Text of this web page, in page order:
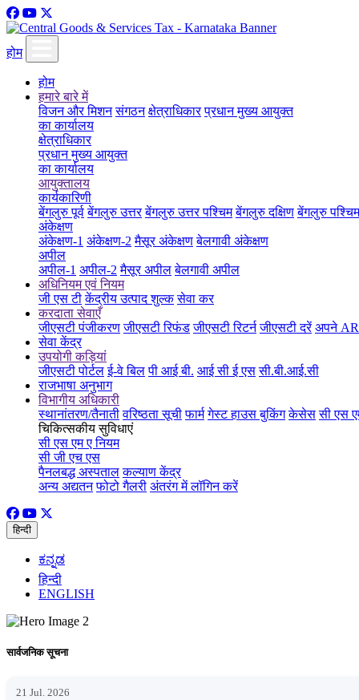
होम
होम
हमारे बारे में
विजन और मिशन संगठन क्षेत्राधिकार प्रधान मुख्य आयुक्त
का कार्यालय
क्षेत्राधिकार
प्रधान मुख्य आयुक्त
का कार्यालय
आयुक्तालय
कार्यकारिणी
बेंगलुरु पूर्व बेंगलुरु उत्तर बेंगलुरु उत्तर पश्चिम बेंगलुरु दक्षिण बेंगलुरु पश्चिम
अंकेक्षण
अंकेक्षण-1 अंकेक्षण-2 मैसूर अंकेक्षण बेलगावी अंकेक्षण
अपील
अपील-1 अपील-2 मैसूर अपील बेलगावी अपील
अधिनियम एवं नियम
जी एस टी केंद्रीय उत्पाद शुल्क सेवा कर
करदाता सेवाएँ
जीएसटी पंजीकरण जीएसटी रिफंड जीएसटी रिटर्न जीएसटी दरें अपने
सेवा केंद्र
उपयोगी कड़ियां
जीएसटी पोर्टल ई-वे बिल पी आई बी. आई सी ई एस सी.बी.आई.सी
राजभाषा अनुभाग
विभागीय अधिकारी
स्थानांतरण/तैनाती वरिष्ठता सूची फार्म गेस्ट हाउस बुकिंग केसेस सी एस
चिकित्सकीय सुविधाएं
सी एस एम ए नियम
सी जी एच एस
पैनलबद्ध अस्पताल कल्याण केंद्र
अन्य अद्यतन फोटो गैलरी अंतरंग में लॉगिन करें
हिन्दी
ಕನ್ನಡ
हिन्दी
ENGLISH
सार्वजनिक सूचना
21 Jul. 2026